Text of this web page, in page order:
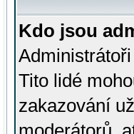
Kdo jsou
Tito lidé
zakazování